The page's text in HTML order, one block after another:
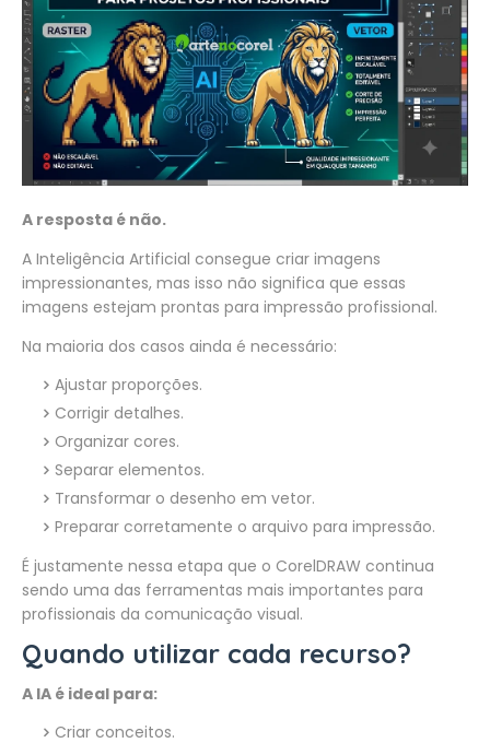
A resposta é não.
A Inteligência Artificial consegue criar imagens
impressionantes, mas isso não significa que essas
imagens estejam prontas para impressão profissional.
Na maioria dos casos ainda é necessário:
Ajustar proporções.
Corrigir detalhes.
Organizar cores.
Separar elementos.
Transformar o desenho em vetor.
Preparar corretamente o arquivo para impressão.
É justamente nessa etapa que o CorelDRAW continua
sendo uma das ferramentas mais importantes para
profissionais da comunicação visual.
Quando utilizar cada recurso?
A IA é ideal para:
Criar conceitos.